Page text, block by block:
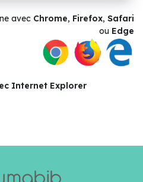
avec Chrome, Firefox, Safari
ou Edge
Internet Explorer